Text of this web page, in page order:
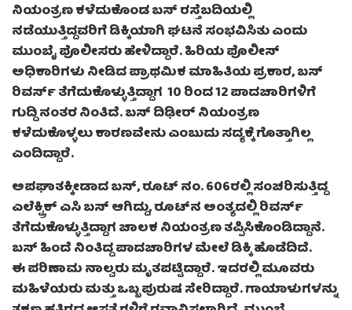
ನಿಯಂತ್ರಣ ಕಳೆದುಕೊಂಡ ಬಸ್ ರಸ್ತೆಬದಿಯಲ್ಲಿ
ನಡೆಯುತ್ತಿದ್ದವರಿಗೆ ಡಿಕ್ಕಿಯಾಗಿ ಘಟನೆ ಸಂಭವಿಸಿತು ಎಂದು
ಮುಂಬೈ ಪೊಲೀಸರು ಹೇಳಿದ್ದಾರೆ. ಹಿರಿಯ ಪೊಲೀಸ್
ಅಧಿಕಾರಿಗಳು ನೀಡಿದ ಪ್ರಾಥಮಿಕ ಮಾಹಿತಿಯ ಪ್ರಕಾರ, ಬಸ್
ರಿವರ್ಸ್ ತೆಗೆದುಕೊಳ್ಳುತ್ತಿದ್ದಾಗ 10 ರಿಂದ 12 ಪಾದಚಾರಿಗಳಿಗೆ
ಗುದ್ದಿ ನಂತರ ನಿಂತಿದೆ. ಬಸ್ ದಿಢೀರ್ ನಿಯಂತ್ರಣ
ಕಳೆದುಕೊಳ್ಳಲು ಕಾರಣವೇನು ಎಂಬುದು ಸದ್ಯಕ್ಕೆ ಗೊತ್ತಾಗಿಲ್ಲ
ಎಂದಿದ್ದಾರೆ.
ಅಪಘಾತಕ್ಕೀಡಾದ ಬಸ್, ರೂಟ್ ನಂ. 606ರಲ್ಲಿ ಸಂಚರಿಸುತ್ತಿದ್ದ
ಎಲೆಕ್ಟ್ರಿಕ್ ಎಸಿ ಬಸ್ ಆಗಿದ್ದು, ರೂಟ್‌ನ ಅಂತ್ಯದಲ್ಲಿ ರಿವರ್ಸ್
ತೆಗೆದುಕೊಳ್ಳುತ್ತಿದ್ದಾಗ ಚಾಲಕ ನಿಯಂತ್ರಣ ತಪ್ಪಿಸಿಕೊಂಡಿದ್ದಾನೆ.
ಬಸ್ ಹಿಂದೆ ನಿಂತಿದ್ದ ಪಾದಚಾರಿಗಳ ಮೇಲೆ ಡಿಕ್ಕಿ ಹೊಡೆದಿದೆ.
ಈ ಪರಿಣಾಮ ನಾಲ್ವರು ಮೃತಪಟ್ಟಿದ್ದಾರೆ. ಇದರಲ್ಲಿ ಮೂವರು
ಮಹಿಳೆಯರು ಮತ್ತು ಒಬ್ಬ ಪುರುಷ ಸೇರಿದ್ದಾರೆ. ಗಾಯಾಳುಗಳನ್ನು